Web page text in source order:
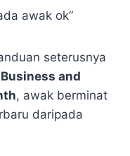
awak ok”
seterusnya
and
, awak berminat
daripada